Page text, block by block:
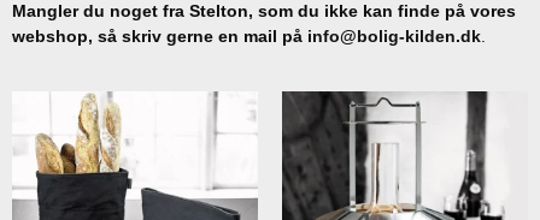
Mangler du noget fra Stelton, som du ikke kan finde på vores
webshop, så skriv gerne en mail på info@bolig-kilden.dk.